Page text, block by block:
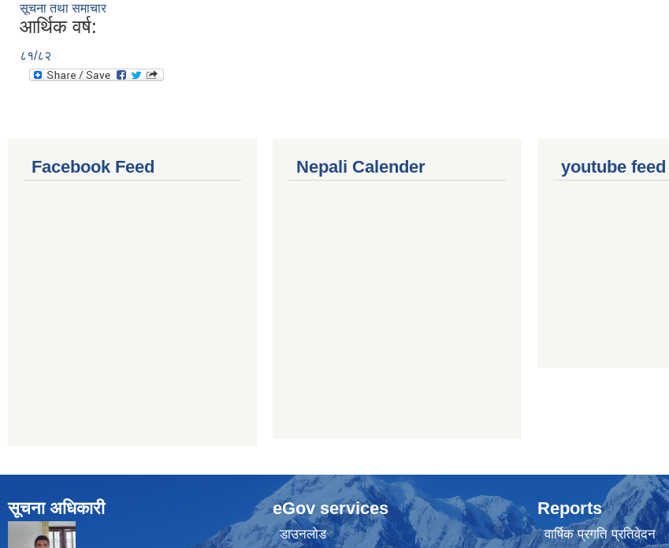
सूचना तथा समाचार
आर्थिक वर्ष:
८१/८२
Facebook Feed Nepali Calender youtube feed
सूचना अधिकारी eGov services
डाउनलोड
Reports
वार्षिक प्रगति प्रतिवेदन